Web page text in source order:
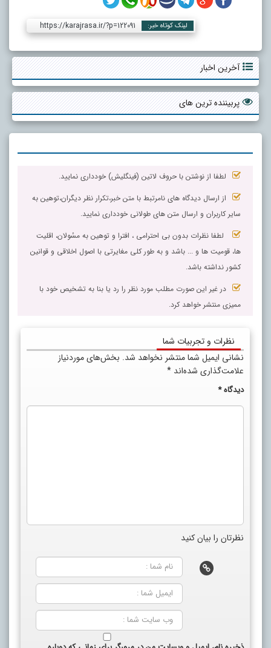
لینک کوتاه خبر: https://karajrasa.ir/?p=122091
آخرین اخبار
پربیننده ترین های
لطفا از نوشتن با حروف لاتین (فینگلیش) خودداری نمایید.
از ارسال دیدگاه های نامرتبط با متن خبر،تکرار نظر دیگران،توهین به
سایر کاربران و ارسال متن های طولانی خودداری نمایید.
لطفا نظرات بدون بی احترامی ، افترا و توهین به مسٔولان، اقلیت
ها، قومیت ها و ... باشد و به طور کلی مغایرتی با اصول اخلاقی و قوانین
کشور نداشته باشد.
در غیر این صورت مطلب مورد نظر را رد یا بنا به تشخیص خود با
ممیزی منتشر خواهد کرد.
نظرات و تجربیات شما
نشانی ایمیل شما منتشر نخواهد شد. بخش‌های موردنیاز
علامت‌گذاری شده‌اند *
دیدگاه*
نظرتان را بیان کنید